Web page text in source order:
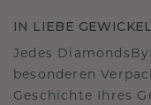
IN LIEBE
Jedes
besonderen
Geschichte Ihres